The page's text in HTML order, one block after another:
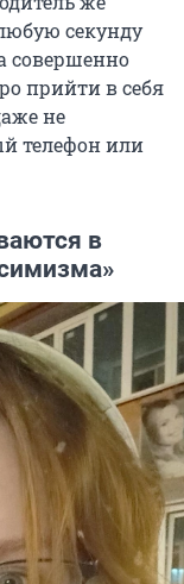
секунду
совершенно
прийти в себя
не
телефон или
в